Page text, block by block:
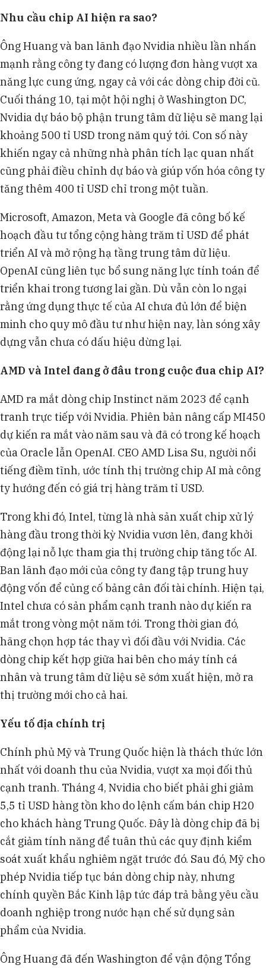
Nhu cầu chip AI hiện ra sao?
Ông Huang và ban lãnh đạo Nvidia nhiều lần nhấn
mạnh rằng công ty đang có lượng đơn hàng vượt xa
năng lực cung ứng, ngay cả với các dòng chip đời cũ.
Cuối tháng 10, tại một hội nghị ở Washington DC,
Nvidia dự báo bộ phận trung tâm dữ liệu sẽ mang lại
khoảng 500 tỉ USD trong năm quý tới. Con số này
khiến ngay cả những nhà phân tích lạc quan nhất
cũng phải điều chỉnh dự báo và giúp vốn hóa công ty
tăng thêm 400 tỉ USD chỉ trong một tuần.
Microsoft, Amazon, Meta và Google đã công bố kế
hoạch đầu tư tổng cộng hàng trăm tỉ USD để phát
triển AI và mở rộng hạ tầng trung tâm dữ liệu.
OpenAI cũng liên tục bổ sung năng lực tính toán để
triển khai trong tương lai gần. Dù vẫn còn lo ngại
rằng ứng dụng thực tế của AI chưa đủ lớn để biện
minh cho quy mô đầu tư như hiện nay, làn sóng xây
dựng vẫn chưa có dấu hiệu dừng lại.
AMD và Intel đang ở đâu trong cuộc đua chip AI?
AMD ra mắt dòng chip Instinct năm 2023 để cạnh
tranh trực tiếp với Nvidia. Phiên bản nâng cấp MI450
dự kiến ra mắt vào năm sau và đã có trong kế hoạch
của Oracle lẫn OpenAI. CEO AMD Lisa Su, người nổi
tiếng điềm tĩnh, ước tính thị trường chip AI mà công
ty hướng đến có giá trị hàng trăm tỉ USD.
Trong khi đó, Intel, từng là nhà sản xuất chip xử lý
hàng đầu trong thời kỳ Nvidia vươn lên, đang khởi
động lại nỗ lực tham gia thị trường chip tăng tốc AI.
Ban lãnh đạo mới của công ty đang tập trung huy
động vốn để củng cố bảng cân đối tài chính. Hiện tại,
Intel chưa có sản phẩm cạnh tranh nào dự kiến ra
mắt trong vòng một năm tới. Trong thời gian đó,
hãng chọn hợp tác thay vì đối đầu với Nvidia. Các
dòng chip kết hợp giữa hai bên cho máy tính cá
nhân và trung tâm dữ liệu sẽ sớm xuất hiện, mở ra
thị trường mới cho cả hai.
Yếu tố địa chính trị
Chính phủ Mỹ và Trung Quốc hiện là thách thức lớn
nhất với doanh thu của Nvidia, vượt xa mọi đối thủ
cạnh tranh. Tháng 4, Nvidia cho biết phải ghi giảm
5,5 tỉ USD hàng tồn kho do lệnh cấm bán chip H20
cho khách hàng Trung Quốc. Đây là dòng chip đã bị
cắt giảm tính năng để tuân thủ các quy định kiểm
soát xuất khẩu nghiêm ngặt trước đó. Sau đó, Mỹ cho
phép Nvidia tiếp tục bán dòng chip này, nhưng
chính quyền Bắc Kinh lập tức đáp trả bằng yêu cầu
doanh nghiệp trong nước hạn chế sử dụng sản
phẩm của Nvidia.
Ông Huang đã đến Washington để vận động Tổng